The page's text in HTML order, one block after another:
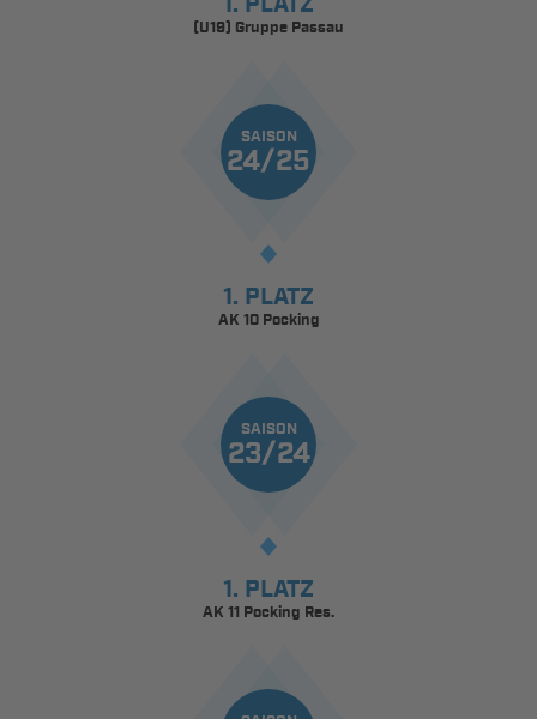
(U19) Gruppe Passau
SAISON
24/25
1. PLATZ
AK 10 Pocking
SAISON
23/24
1. PLATZ
AK 11 Pocking Res.